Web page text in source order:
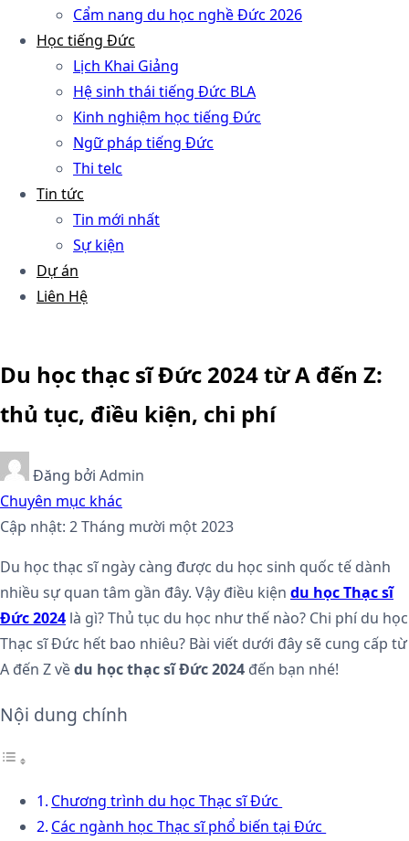
Cẩm nang du học nghề Đức 2026
Học tiếng Đức
Lịch Khai Giảng
Hệ sinh thái tiếng Đức BLA
Kinh nghiệm học tiếng Đức
Ngữ pháp tiếng Đức
Thi telc
Tin tức
Tin mới nhất
Sự kiện
Dự án
Liên Hệ
Du học thạc sĩ Đức 2024 từ A đến Z:
thủ tục, điều kiện, chi phí
Đăng bởi Admin
Chuyên mục khác
Cập nhật: 2 Tháng mười một 2023
Du học thạc sĩ ngày càng được du học sinh quốc tế dành
nhiều sự quan tâm gần đây. Vậy điều kiện du học Thạc sĩ
Đức 2024 là gì? Thủ tục du học như thế nào? Chi phí du học
Thạc sĩ Đức hết bao nhiêu? Bài viết dưới đây sẽ cung cấp từ
A đến Z vềdu học thạc sĩ Đức 2024 đến bạn nhé!
Nội dung chính
Chương trình du học Thạc sĩ Đức
Các ngành học Thạc sĩ phổ biến tại Đức